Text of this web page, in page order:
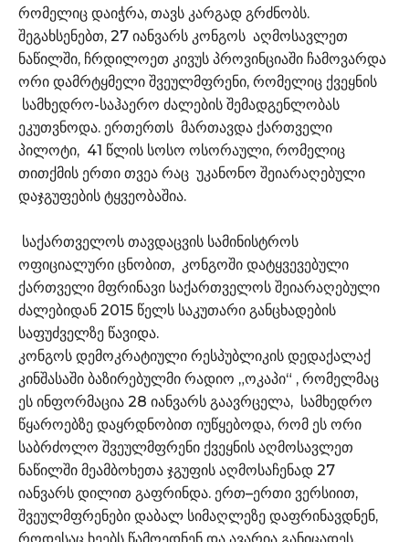
რომელიც დაიჭრა, თავს კარგად გრძნობს.
შეგახსენებთ, 27 იანვარს კონგოს აღმოსავლეთ
ნაწილში, ჩრდილოეთ კივუს პროვინციაში ჩამოვარდა
ორი დამრტყმელი შვეულმფრენი, რომელიც ქვეყნის
სამხედრო-საჰაერო ძალების შემადგენლობას
ეკუთვნოდა. ერთერთს მართავდა ქართველი
პილოტი, 41 წლის სოსო ოსორაული, რომელიც
თითქმის ერთი თვეა რაც უკანონო შეიარაღებული
დაჯგუფების ტყვეობაშია.
საქართველოს თავდაცვის სამინისტროს
ოფიციალური ცნობით, კონგოში დატყვევებული
ქართველი მფრინავი საქართველოს შეიარაღებული
ძალებიდან 2015 წელს საკუთარი განცხადების
საფუძველზე წავიდა.
კონგოს დემოკრატიული რესპუბლიკის დედაქალაქ
კინშასაში ბაზირებულმი რადიო „ოკაპი“ , რომელმაც
ეს ინფორმაცია 28 იანვარს გაავრცელა, სამხედრო
წყაროებზე დაყრდნობით იუწყებოდა, რომ ეს ორი
საბრძოლო შვეულმფრენი ქვეყნის აღმოსავლეთ
ნაწილში მეამბოხეთა ჯგუფის აღმოსაჩენად 27
იანვარს დილით გაფრინდა. ერთ–ერთი ვერსიით,
შვეულმფრენები დაბალ სიმაღლეზე დაფრინავდნენ,